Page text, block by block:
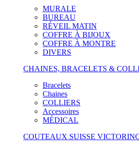
MURALE
BUREAU
RÉVEIL MATIN
COFFRE À BIJOUX
COFFRE À MONTRE
DIVERS
CHAINES, BRACELETS &
Bracelets
Chaines
COLLIERS
Accessoires
MÉDICAL
COUTEAUX SUISSE